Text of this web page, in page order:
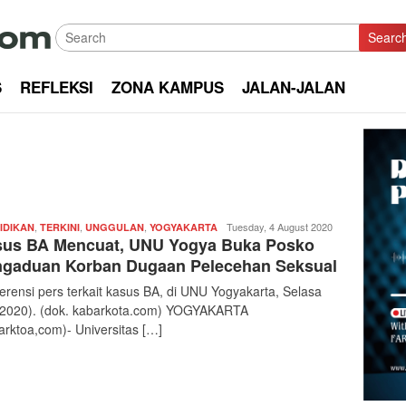
REFLEKSI ZONA KAMPUS JALAN-JALAN
TERKINI UNGGULAN YOGYAKARTA Redaksi
kabarkota
Tuesday, 4 August 2020
BA Mencuat, UNU Yogya Buka Posko
Korban Dugaan Pelecehan Seksual
pers terkait kasus BA, di UNU Yogyakarta, Selasa
(dok. kabarkota.com) YOGYAKARTA
Universitas […]